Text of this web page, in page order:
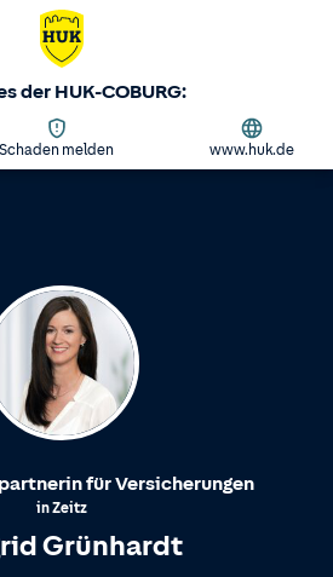
der HUK-COBURG:
Schaden melden www.huk.de
für Versicherungen
inZeitz
Grünhardt